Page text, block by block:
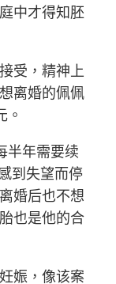
中才得知胚
受，精神上
离婚的佩佩
。
半年需要续
到失望而停
婚后也不想
也是他的合
娠，像该案